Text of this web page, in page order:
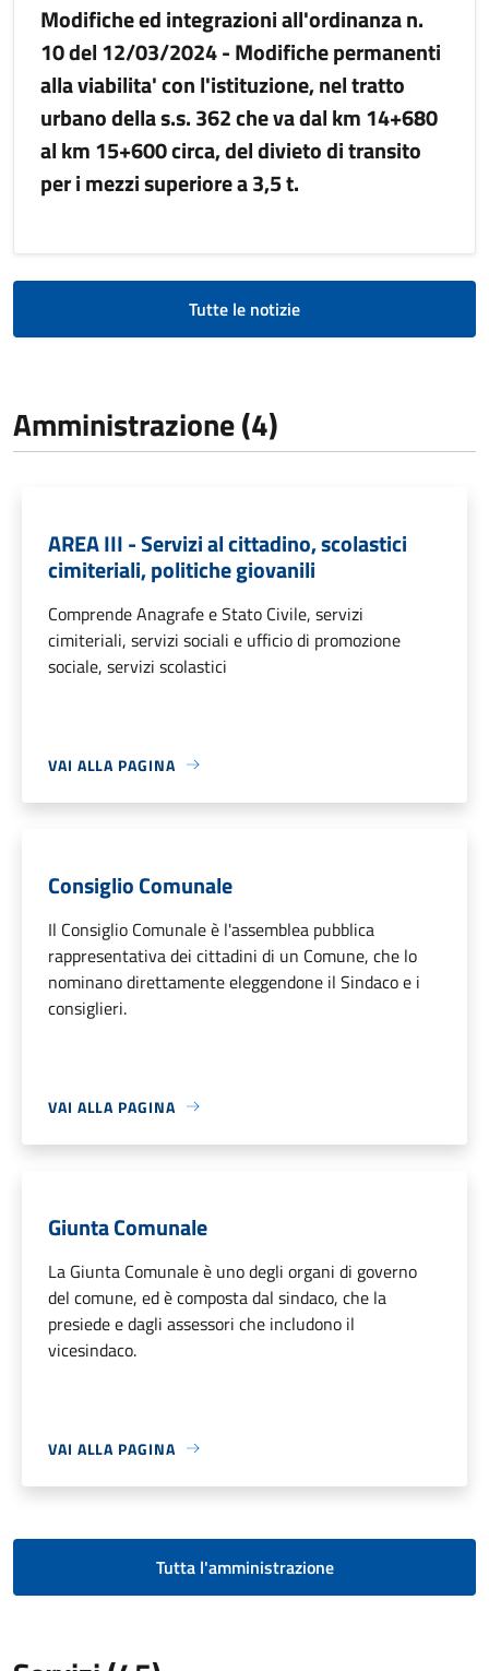
Modifiche ed integrazioni all'ordinanza n.
10 del 12/03/2024 - Modifiche permanenti
alla viabilita' con l'istituzione, nel tratto
urbano della s.s. 362 che va dal km 14+680
al km 15+600 circa, del divieto di transito
per i mezzi superiore a 3,5 t.
Tutte le notizie
Amministrazione (4)
AREA III - Servizi al cittadino, scolastici
cimiteriali, politiche giovanili
Comprende Anagrafe e Stato Civile, servizi
cimiteriali, servizi sociali e ufficio di promozione
sociale, servizi scolastici
VAI ALLA PAGINA
Consiglio Comunale
Il Consiglio Comunale è l'assemblea pubblica
rappresentativa dei cittadini di un Comune, che lo
nominano direttamente eleggendone il Sindaco e i
consiglieri.
VAI ALLA PAGINA
Giunta Comunale
La Giunta Comunale è uno degli organi di governo
del comune, ed è composta dal sindaco, che la
presiede e dagli assessori che includono il
vicesindaco.
VAI ALLA PAGINA
Tutta l'amministrazione